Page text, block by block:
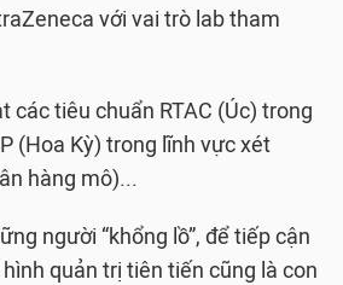
với vai trò lab tham
các tiêu chuẩn RTAC (Úc) trong
(Hoa Kỳ) trong lĩnh vực xét
hàng mô)...
người “khổng lồ”, để tiếp cận
quản trị tiên tiến cũng là con